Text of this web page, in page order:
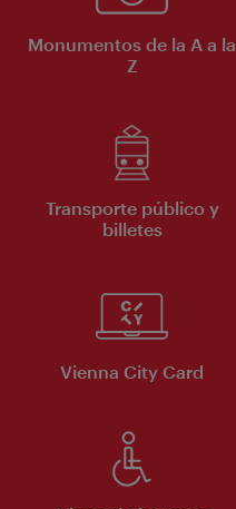
Monumentos de la A a la
Z
Transporte público y
billetes
Vienna City Card